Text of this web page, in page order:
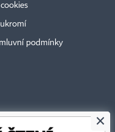
podmínky
×